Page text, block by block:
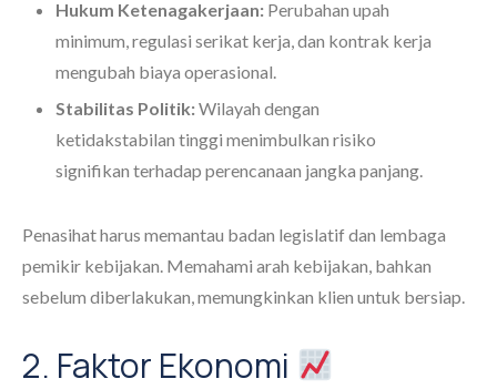
Hukum Ketenagakerjaan: Perubahan upah
minimum, regulasi serikat kerja, dan kontrak kerja
mengubah biaya operasional.
Stabilitas Politik:Wilayah dengan
ketidakstabilan tinggi menimbulkan risiko
signifikan terhadap perencanaan jangka panjang.
Penasihat harus memantau badan legislatif dan lembaga
pemikir kebijakan. Memahami arah kebijakan, bahkan
sebelum diberlakukan, memungkinkan klien untuk bersiap.
2. Faktor Ekonomi